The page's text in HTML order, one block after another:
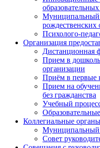
рождественских
Психолого-
Организация
Дистанционная
Прием в
организации
Приём в первые
Прием на
без гражданства
Учебный
Коллегиальные органы
Муниципальный
Совет